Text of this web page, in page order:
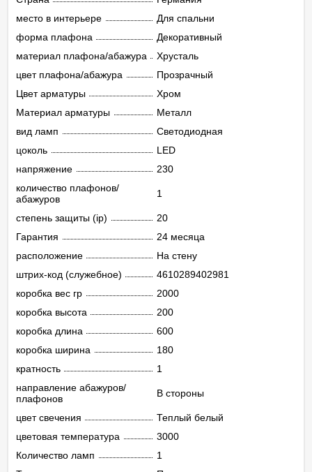
место в интерьере
Для спальни
форма плафона
Декоративный
материал плафона/абажура
Хрусталь
цвет плафона/абажура
Прозрачный
Цвет арматуры
Хром
Материал арматуры
Металл
вид ламп
Светодиодная
цоколь
LED
напряжение
230
количество плафонов/
абажуров
1
степень защиты (ip)
20
Гарантия
24 месяца
расположение
На стену
штрих-код (служебное)
4610289402981
коробка вес гр
2000
коробка высота
200
коробка длина
600
коробка ширина
180
кратность
1
направление абажуров/
плафонов
В стороны
цвет свечения
Теплый белый
цветовая температура
3000
Количество ламп
1